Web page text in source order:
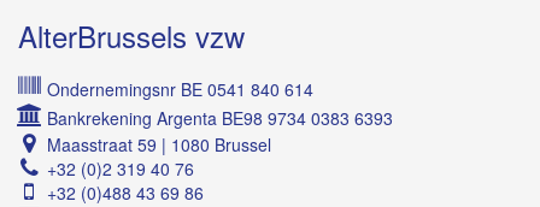
AlterBrussels vzw
Ondernemingsnr BE 0541 840 614
Bankrekening Argenta BE98 9734 0383 6393
Maasstraat 59 | 1080 Brussel
+32 (0)2 319 40 76
+32 (0)488 43 69 86